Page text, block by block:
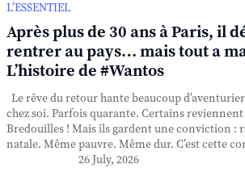
L’ESSENTIEL
Après plus de 30 ans à Paris, il
rentrer au pays… mais tout a
L’histoire de #Wantos
Le rêve du retour hante beaucoup
chez soi. Parfois quarante. Certains
Bredouilles ! Mais ils gardent une conviction :
natale. Même pauvre. Même dur. C’est cette
26 July, 2026